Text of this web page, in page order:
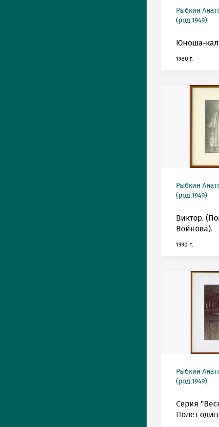
Рыбкин
(род.1949)
Юноша-
1980 г.
Рыбкин
(род.1949)
Виктор.
Войнова).
1990 г.
Рыбкин
(род.1949)
Серия
Полет